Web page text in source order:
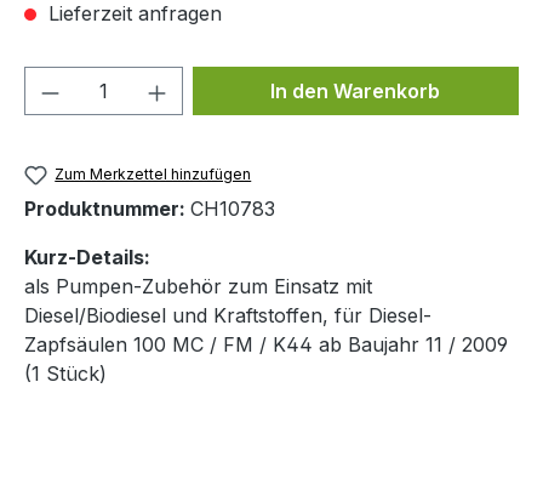
Lieferzeit anfragen
Produkt Anzahl: Gib denIn den Warenkorb
Zum Merkzettel hinzufügen
Produktnummer: CH10783
Kurz-Details:
als Pumpen-Zubehör zum Einsatz mit
Diesel/Biodiesel und Kraftstoffen, für Diesel-
Zapfsäulen 100 MC / FM / K44 ab Baujahr 11 / 2009
(1 Stück)